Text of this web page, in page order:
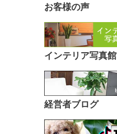
お客様の声
インテリア写真館
経営者ブログ